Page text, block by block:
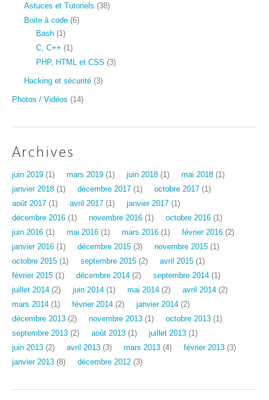
Astuces et Tutoriels (38)
Boite à code (6)
Bash (1)
C, C++ (1)
PHP, HTML et CSS (3)
Hacking et sécurité (3)
Photos / Vidéos (14)
Archives
juin 2019 (1) mars 2019 (1) juin 2018 (1) mai 2018 (1)
janvier 2018 (1) décembre 2017 (1) octobre 2017 (1)
août 2017 (1) avril 2017 (1) janvier 2017 (1)
décembre 2016 (1) novembre 2016 (1) octobre 2016 (1)
juin 2016 (1) mai 2016 (1) mars 2016 (1) février 2016 (2)
janvier 2016 (1) décembre 2015 (3) novembre 2015 (1)
octobre 2015 (1) septembre 2015 (2) avril 2015 (1)
février 2015 (1) décembre 2014 (2) septembre 2014 (1)
juillet 2014 (2) juin 2014 (1) mai 2014 (2) avril 2014 (2)
mars 2014 (1) février 2014 (2) janvier 2014 (2)
décembre 2013 (2) novembre 2013 (1) octobre 2013 (1)
septembre 2013 (2) août 2013 (1) juillet 2013 (1)
juin 2013 (2) avril 2013 (3) mars 2013 (4) février 2013 (3)
janvier 2013 (8) décembre 2012 (3)